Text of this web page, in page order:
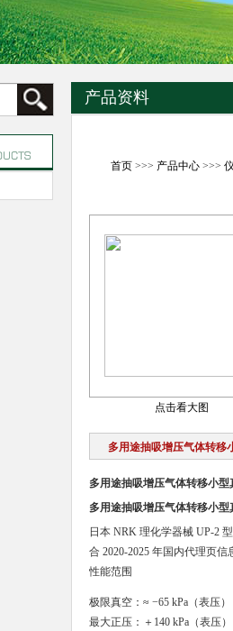
产品资料
首页>>> 产品中心>>>
点击看大图
多用途抽吸增压气体转移
多用途抽吸增压气体转移小型
多用途抽吸增压气体转移小型
日本 NRK 理化学器械 UP-2
合 2020-2025 年国内代理页
性能范围
极限真空：≈ −65 kPa（表压）
最大正压：＋140 kPa（表压）